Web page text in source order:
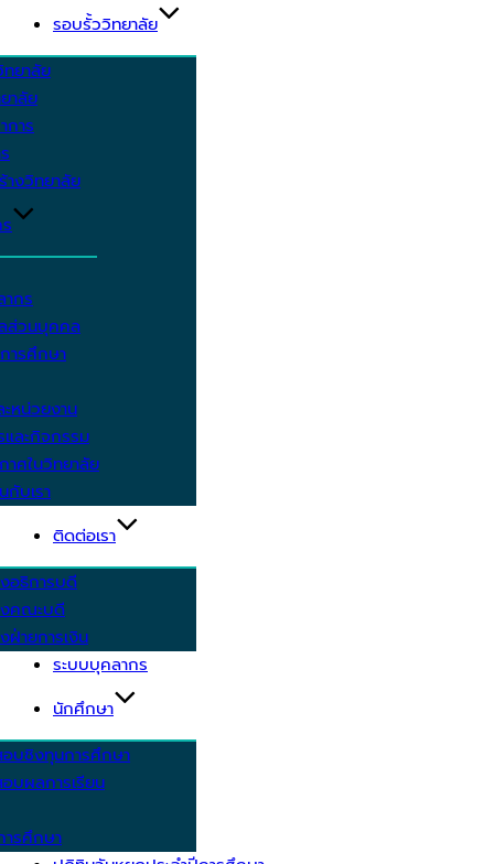
รอบรั้ววิทยาลัย
ทยาลัย
าลัย
การ
างวิทยาลัย
กร
ส่วนบุคคล
ารศึกษา
หน่วยงาน
และกิจกรรม
าศในวิทยาลัย
กับเรา
ติดต่อเรา
อธิการบดี
คณะบดี
ฝ่ายการเงิน
ระบบบุคลากร
นักศึกษา
บชิงทุนการศึกษา
บผลการเรียน
รศึกษา